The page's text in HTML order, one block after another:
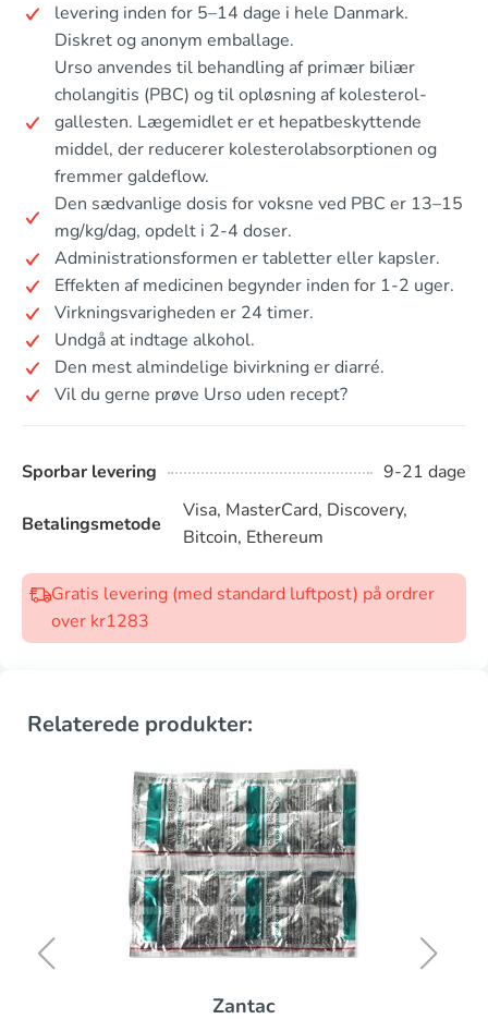
levering inden for 5–14 dage i hele Danmark.
Diskret og anonym emballage.
Urso anvendes til behandling af primær biliær
cholangitis (PBC) og til opløsning af kolesterol-
gallesten. Lægemidlet er et hepatbeskyttende
middel, der reducerer kolesterolabsorptionen og
fremmer galdeflow.
Den sædvanlige dosis for voksne ved PBC er 13–15
mg/kg/dag, opdelt i 2-4 doser.
Administrationsformen er tabletter eller kapsler.
Effekten af medicinen begynder inden for 1-2 uger.
Virkningsvarigheden er 24 timer.
Undgå at indtage alkohol.
Den mest almindelige bivirkning er diarré.
Vil du gerne prøve Urso uden recept?
Sporbar levering 9-21 dage
Betalingsmetode
Visa, MasterCard, Discovery,
Bitcoin, Ethereum
Gratis levering (med standard luftpost) på ordrer
over kr1283
Relaterede produkter:
Zantac